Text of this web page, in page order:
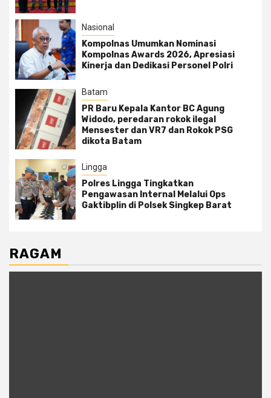
Nasional
Kompolnas Umumkan Nominasi
Kompolnas Awards 2026, Apresiasi
Kinerja dan Dedikasi Personel Polri
Batam
PR Baru Kepala Kantor BC Agung
Widodo, peredaran rokok ilegal
Mensester dan VR7 dan Rokok PSG
dikota Batam
Lingga
Polres Lingga Tingkatkan
Pengawasan Internal Melalui Ops
Gaktibplin di Polsek Singkep Barat
RAGAM